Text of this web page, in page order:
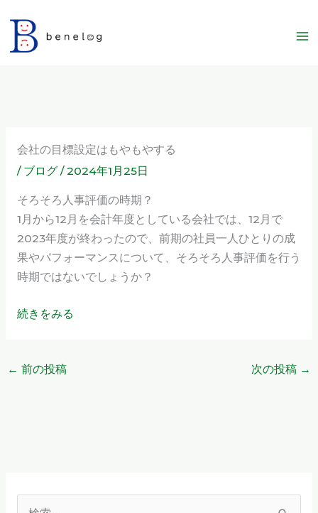
を
会社の目標設定はもやもやする
/ ブログ/2024年1月25日
そろそろ人事評価の時期？
1月から12月を会計年度としている会社では、12月で
2023年度が終わったので、前期の社員一人ひとりの成
果やパフォーマンスについて、そろそろ人事評価を行う
時期ではないでしょうか？
続きをみる
← 前の投稿 次の投稿 →